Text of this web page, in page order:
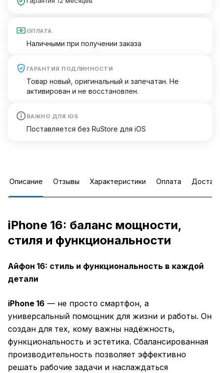
ОПЛАТА
Наличными при получении заказа
ГАРАНТИЯ ПОДЛИННОСТИ
Товар новый, оригинальный и запечатан. Не
активирован и не восстановлен.
ВАЖНО ДЛЯ IOS
Поставляется без RuStore для iOS
Описание Отзывы Характеристики Оплата
iPhone 16: баланс мощности,
стиля и функциональности
Айфон 16: стиль и функциональность в каждой
детали
iPhone 16 — не просто смартфон, а
универсальный помощник для жизни и работы. Он
создан для тех, кому важны надёжность,
функциональность и эстетика. Сбалансированная
производительность позволяет эффективно
решать рабочие задачи и наслаждаться